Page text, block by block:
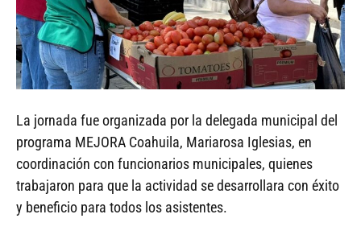
La jornada fue organizada por la delegada municipal del
programa MEJORA Coahuila, Mariarosa Iglesias, en
coordinación con funcionarios municipales, quienes
trabajaron para que la actividad se desarrollara con éxito
y beneficio para todos los asistentes.